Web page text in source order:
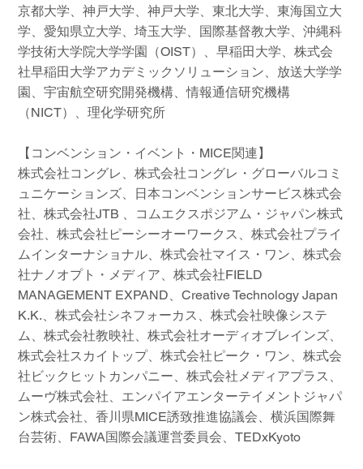
京都大学、神戸大学、神戸大学、東北大学、東海国立大
学、愛知県立大学、埼玉大学、国際基督教大学、沖縄科
学技術大学院大学学園（OIST）、早稲田大学、株式会
社早稲田大学アカデミックソリューション、放送大学学
園、宇宙航空研究開発機構、情報通信研究機構
（NICT）、理化学研究所
【コンベンション・イベント・MICE関連】
株式会社コングレ、株式会社コングレ・グローバルコミ
ュニケーションズ、日本コンベンションサービス株式会
社、株式会社JTB 、コムエクスポジアム・ジャパン株式
会社、株式会社ピーシーオーワークス、株式会社プライ
ムインターナショナル、株式会社マイス・ワン、株式会
社ナノオプト・メディア、株式会社FIELD
MANAGEMENT EXPAND、Creative Technology Japan
K.K.、株式会社シネフォーカス、株式会社映像システ
ム、株式会社教映社、株式会社オーディオブレインズ、
株式会社スカイトップ、株式会社ピーク・ワン、株式会
社ビックヒットカンパニー、株式会社メディアプラス、
ムーヴ株式会社、エンパイアエンターテイメントジャパ
ン株式会社、香川県MICE誘致推進協議会、横浜国際舞
台芸術、FAWA国際会議運営委員会、TEDxKyoto